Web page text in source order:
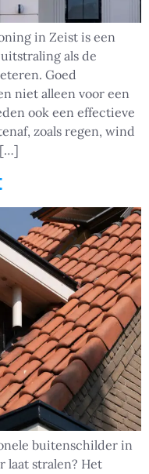
in Zeist is een
als de
Goed
niet alleen voor een
ook een effectieve
zoals regen, wind
[…]
buitenschilder in
laat stralen? Het